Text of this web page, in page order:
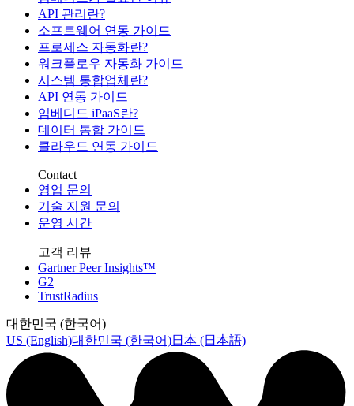
API 관리란?
소프트웨어 연동 가이드
프로세스 자동화란?
워크플로우 자동화 가이드
시스템 통합업체란?
API 연동 가이드
임베디드 iPaaS란?
데이터 통합 가이드
클라우드 연동 가이드
Contact
영업 문의
기술 지원 문의
운영 시간
고객 리뷰
Gartner Peer Insights™
G2
TrustRadius
대한민국 (한국어)
US (English)대한민국 (한국어)日本 (日本語)